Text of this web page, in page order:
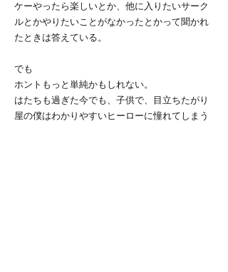
ケーやったら楽しいとか、他に入りたいサーク
ルとかやりたいことがなかったとかって聞かれ
たときは答えている。
でも
ホントもっと単純かもしれない。
はたちも過ぎた今でも、子供で、目立ちたがり
屋の僕はわかりやすいヒーローに憧れてしまう